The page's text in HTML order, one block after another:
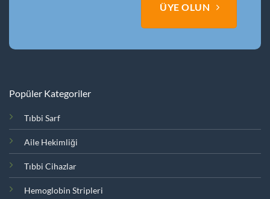
ÜYE OLUN
Popüler Kategoriler
Tıbbi Sarf
Aile Hekimliği
Tıbbi Cihazlar
Hemoglobin Stripleri